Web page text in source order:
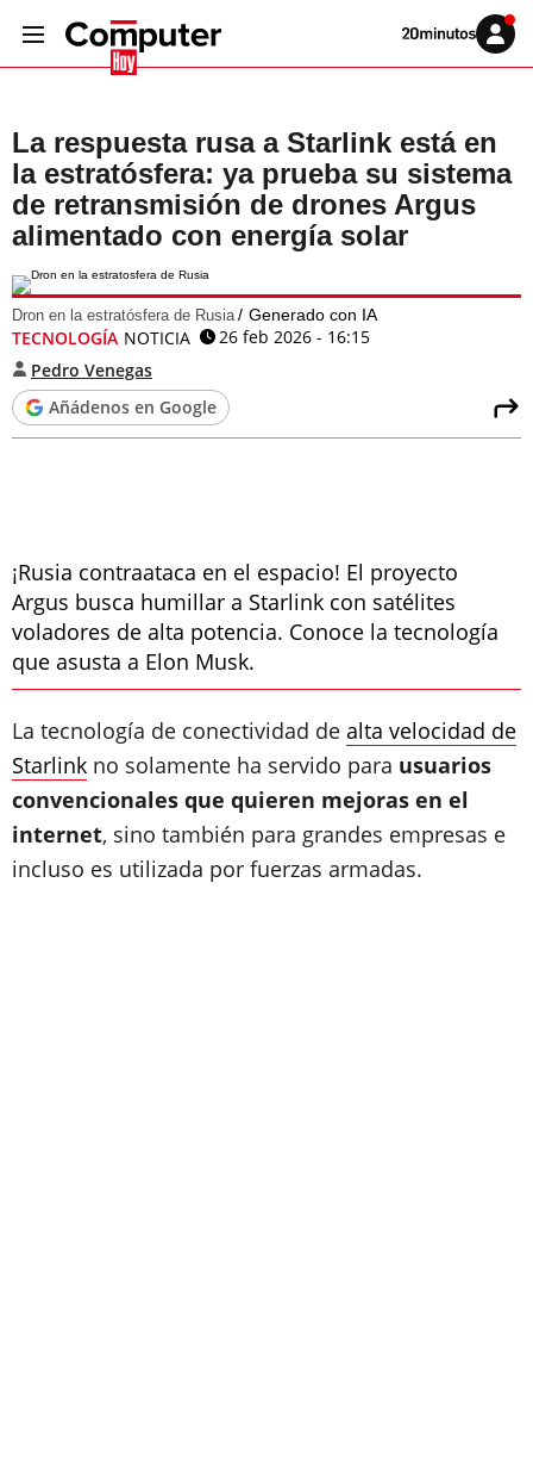
Volver
Iniciar
sesión
La respuesta rusa a Starlink está en
la estratósfera: ya prueba su sistema
de retransmisión de drones Argus
alimentado con energía solar
Dron en la estratósfera de Rusia Generado con IA
TECNOLOGÍA NOTICIA
26 feb 2026 - 16:15
Pedro Venegas
Añádenos en Google
¡Rusia contraataca en el espacio! El proyecto
Argus busca humillar a Starlink con satélites
voladores de alta potencia. Conoce la tecnología
que asusta a Elon Musk.
La tecnología de conectividad de alta velocidad de
Starlink no solamente ha servido para usuarios
convencionales que quieren mejoras en el
internet, sino también para grandes empresas e
incluso es utilizada por fuerzas armadas.